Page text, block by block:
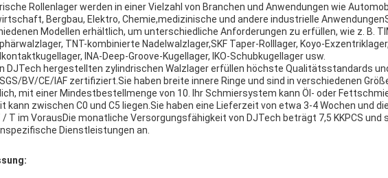
Rollenlager werden in einer Vielzahl von Branchen und Anwendungen wie
Bergbau, Elektro, Chemie,medizinische und andere industrielle
Modellen erhältlich, um unterschiedliche Anforderungen zu erfüllen, wie z. B.
TNT-kombinierte Nadelwalzlager,SKF Taper-Rolllager, Koyo-
INA-Deep-Groove-Kugellager, IKO-Schubkugellager usw.
DJTech hergestellten zylindrischen Walzlager erfüllen höchste Qualitätsstandards
BV/CE/IAF zertifiziert.Sie haben breite innere Ringe und sind in verschiedenen
mit einer Mindestbestellmenge von 10. Ihr Schmiersystem kann Öl- oder
kann zwischen C0 und C5 liegen.Sie haben eine Lieferzeit von etwa 3-4 Wochen und
/ T im VorausDie monatliche Versorgungsfähigkeit von DJTech beträgt 7,5 KKPCS und
Dienstleistungen an.